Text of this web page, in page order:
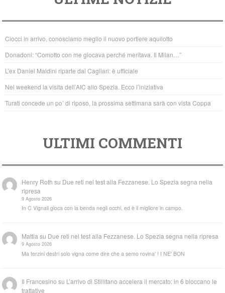
e
b
o
o
k
er s
A
p
p
Ciocci in arrivo, conosciamo meglio il nuovo portiere aquilotto
Donadoni: “Comotto con me giocava perché meritava. Il Milan…”
L’ex Daniel Maldini riparte dal Cagliari: è ufficiale
Nel weekend la visita dell’AIC allo Spezia. Ecco l’iniziativa
Turati concede un po’ di riposo, la prossima settimana sarà con vista Coppa
ULTIMI COMMENTI
Henry Roth su Due reti nel test alla Fezzanese. Lo Spezia segna nella
ripresa
9 Agosto 2026
In C Vignali gioca con la benda negli occhi, ed è il migliore in campo.
Mattia su Due reti nel test alla Fezzanese. Lo Spezia segna nella ripresa
9 Agosto 2026
Ma terzini destri solo vigna come dire che a semo rovina' ! I NE' BON
Il Francesino su L’arrivo di Stillitano accelera il mercato: in 6 bloccano le
trattative